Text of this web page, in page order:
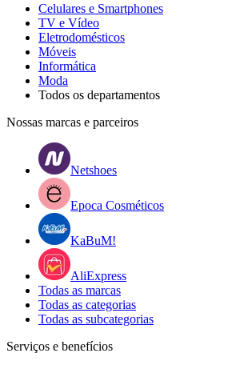
Celulares e Smartphones
TV e Vídeo
Eletrodomésticos
Móveis
Informática
Moda
Todos os departamentos
Nossas marcas e parceiros
Netshoes
Epoca Cosméticos
KaBuM!
AliExpress
Todas as marcas
Todas as categorias
Todas as subcategorias
Serviços e benefícios